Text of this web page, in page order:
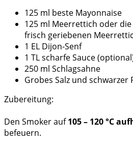
125 ml beste Mayonnaise
125 ml Meerrettich oder
frisch geriebenen
1 EL Dijon-Senf
1 TL scharfe Sauce
250 ml Schlagsahne
Grobes Salz und
Zubereitung:
Den Smoker auf105 – 120 °C
befeuern.